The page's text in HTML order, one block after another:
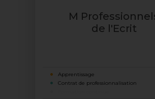
M
de l'Ecrit
Apprentissage
Contrat de professionnalisation